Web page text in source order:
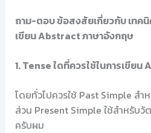
ถาม-ตอบ ข้อสงสัยเกี่ยวกับ เทคนิ
เขียน Abstract ภาษาอังกฤษ
1. Tense ใดที่ควรใช้ในการเขียน
โดยทั่วไปควรใช้ Past Simple สำ
ส่วน Present Simple ใช้สำหรับวั
ครับผม